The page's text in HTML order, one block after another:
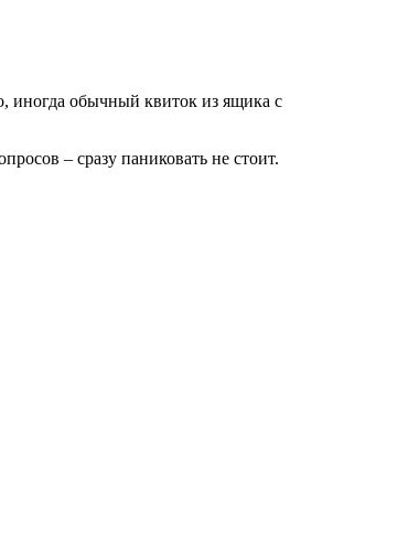
иногда обычный квиток из ящика с
– сразу паниковать не стоит.